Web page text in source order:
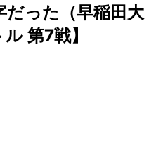
だった（早稲田大
第7戦】